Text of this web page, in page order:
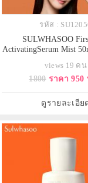
รหัส :
SULWHASOO
ActivatingSerum Mist
ละอองละเอียดสูตรบาง
ความแข็งแรงให้ปรากา
ช่วยเพิ่มวอลลุ่มให้ใบ
สวยงาม นุ่มนวล เปล่งป
views 19 คน
1800 ราคา 950
ดูรายละเอีย